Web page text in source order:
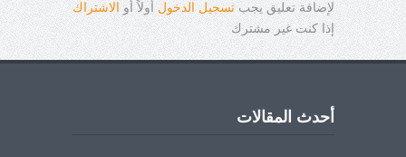
لإضافة تعليق يجب تسجيل الدخول أولاً أو
الاشتراك
إذا كنت غير مشترك
أحدث المقالات